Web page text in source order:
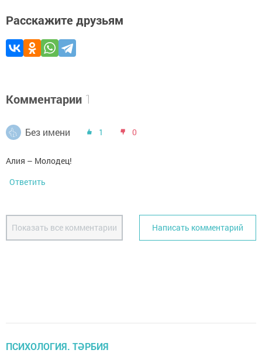
Расскажите друзьям
Комментарии 1
Без имени 1 0
Алия – Молодец!
Ответить
Показать все комментарии Написать комментарий
ПСИХОЛОГИЯ. ТӘРБИЯ